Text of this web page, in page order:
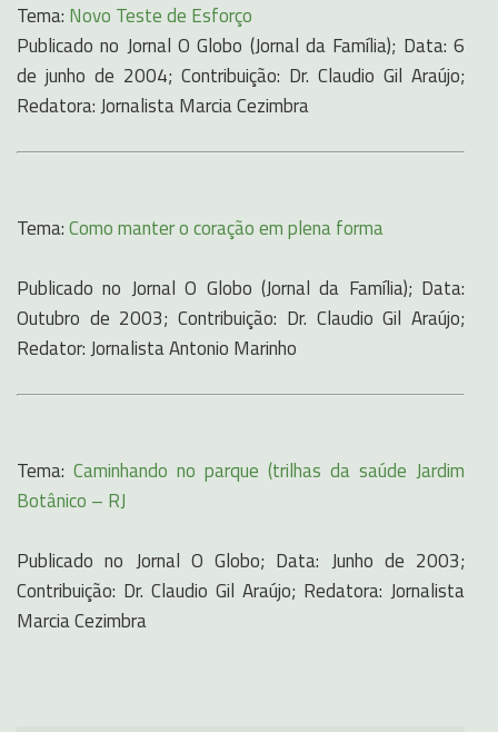
Tema: Novo Teste de Esforço
Publicado no Jornal O Globo (Jornal da Família); Data: 6
de junho de 2004; Contribuição: Dr. Claudio Gil Araújo;
Redatora: Jornalista Marcia Cezimbra
Tema:Como manter o coração em plena forma
Publicado no Jornal O Globo (Jornal da Família); Data:
Outubro de 2003; Contribuição: Dr. Claudio Gil Araújo;
Redator: Jornalista Antonio Marinho
Tema:Caminhando no parque (trilhas da saúde Jardim
Botânico – RJ
Publicado no Jornal O Globo; Data: Junho de 2003;
Contribuição: Dr. Claudio Gil Araújo; Redatora: Jornalista
Marcia Cezimbra